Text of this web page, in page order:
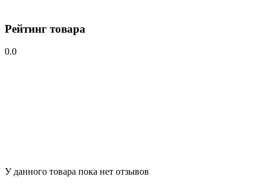
Рейтинг товара
0.0
У данного товара пока нет отзывов